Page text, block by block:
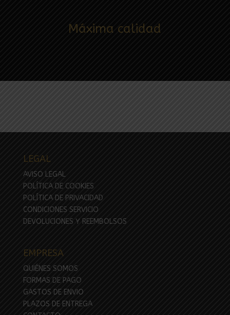
Máxima calidad
LEGAL
AVISO LEGAL
POLÍTICA DE COOKIES
POLÍTICA DE PRIVACIDAD
CONDICIONES SERVICIO
DEVOLUCIONES Y REEMBOLSOS
EMPRESA
QUIÉNES SOMOS
FORMAS DE PAGO
GASTOS DE ENVIO
PLAZOS DE ENTREGA